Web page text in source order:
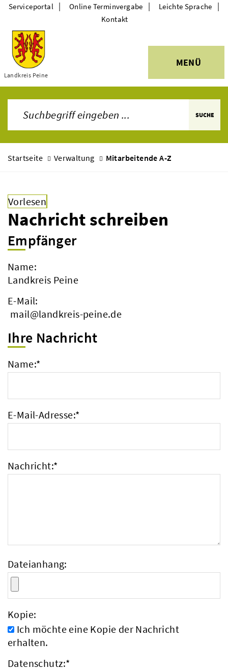
Themen
Landkreis Peine
MENÜ
Serviceportal | Online Terminvergabe | Leichte Sprache |
Kontakt
SUCHE
Startseite Verwaltung Mitarbeitende A-Z
Vorlesen
Nachricht schreiben
Empfänger
Name:
Landkreis Peine
E-Mail:
mail@landkreis-peine.de
Ihre Nachricht
Name:*
E-Mail-Adresse:*
Nachricht:*
Dateianhang:
Kopie:
Ich möchte eine Kopie der Nachricht
erhalten.
Datenschutz:*